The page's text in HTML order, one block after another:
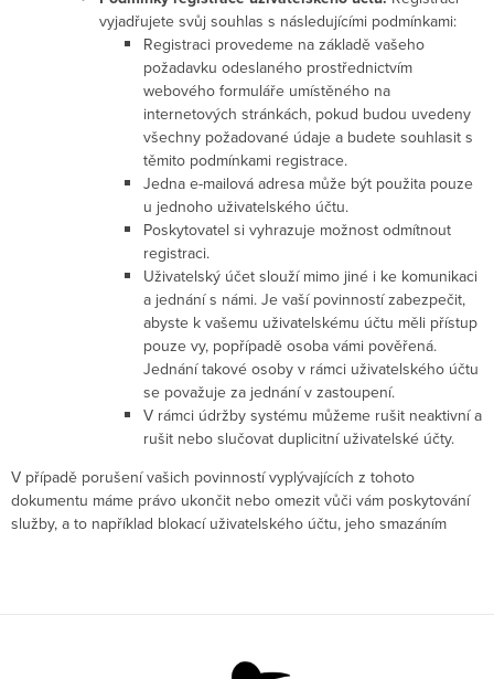
vyjadřujete svůj souhlas s následujícími podmínkami:
Registraci provedeme na základě vašeho
požadavku odeslaného prostřednictvím
webového formuláře umístěného na
internetových stránkách, pokud budou uvedeny
všechny požadované údaje a budete souhlasit s
těmito podmínkami registrace.
Jedna e-mailová adresa může být použita pouze
u jednoho uživatelského účtu.
Poskytovatel si vyhrazuje možnost odmítnout
registraci.
Uživatelský účet slouží mimo jiné i ke komunikaci
a jednání s námi. Je vaší povinností zabezpečit,
abyste k vašemu uživatelskému účtu měli přístup
pouze vy, popřípadě osoba vámi pověřená.
Jednání takové osoby v rámci uživatelského účtu
se považuje za jednání v zastoupení.
V rámci údržby systému můžeme rušit neaktivní a
rušit nebo slučovat duplicitní uživatelské účty.
V případě porušení vašich povinností vyplývajících z tohoto
dokumentu máme právo ukončit nebo omezit vůči vám poskytování
služby, a to například blokací uživatelského účtu, jeho smazáním